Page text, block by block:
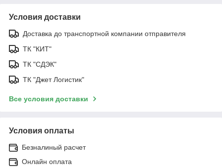
Условия доставки
Доставка до транспортной компании отправителя
ТК "КИТ"
ТК "СДЭК"
ТК "Джет Логистик"
Все условия доставки
Условия оплаты
Безналиный расчет
Онлайн оплата